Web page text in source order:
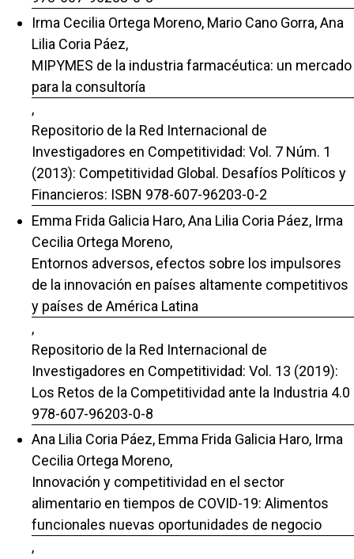
Irma Cecilia Ortega Moreno, Mario Cano Gorra, Ana
Lilia Coria Páez,
MIPYMES de la industria farmacéutica: un mercado
para la consultoría
,
Repositorio de la Red Internacional de
Investigadores en Competitividad: Vol. 7 Núm. 1
(2013): Competitividad Global. Desafíos Políticos y
Financieros: ISBN 978-607-96203-0-2
Emma Frida Galicia Haro, Ana Lilia Coria Páez, Irma
Cecilia Ortega Moreno,
Entornos adversos, efectos sobre los impulsores
de la innovación en países altamente competitivos
y países de América Latina
,
Repositorio de la Red Internacional de
Investigadores en Competitividad: Vol. 13 (2019):
Los Retos de la Competitividad ante la Industria 4.0
978-607-96203-0-8
Ana Lilia Coria Páez, Emma Frida Galicia Haro, Irma
Cecilia Ortega Moreno,
Innovación y competitividad en el sector
alimentario en tiempos de COVID-19: Alimentos
funcionales nuevas oportunidades de negocio
,